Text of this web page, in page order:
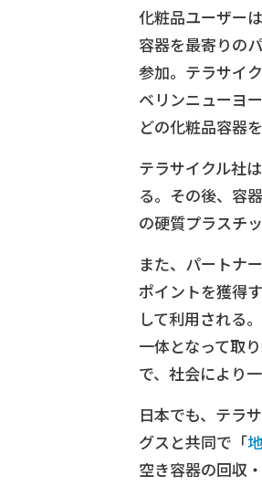
化粧品ユーザー
容器を最寄りの
参加。テラサイ
ベリンニューヨ
どの化粧品容器
テラサイクル社
る。その後、容
の硬質プラスチ
また、パートナ
ポイントを獲得
して利用される
一体となって取
で、社会により
日本でも、テラ
グスと共同で「
空き容器の回収